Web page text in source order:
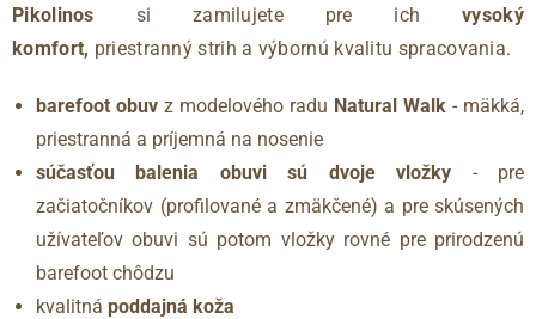
Pikolinos si zamilujete pre ichvysoký
komfort, priestranný strih a výbornú kvalitu spracovania.
barefoot obuv z modelového radu Natural Walk - mäkká,
priestranná a príjemná na nosenie
súčasťou balenia obuvi sú dvoje vložky - pre
začiatočníkov (profilované a zmäkčené) a pre skúsených
užívateľov obuvi sú potom vložky rovné pre prirodzenú
barefoot chôdzu
kvalitná poddajná koža